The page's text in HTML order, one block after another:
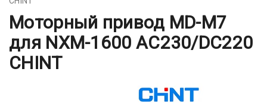
Моторный привод MD-M7
для NXM-1600 АС230/DC220
CHINT